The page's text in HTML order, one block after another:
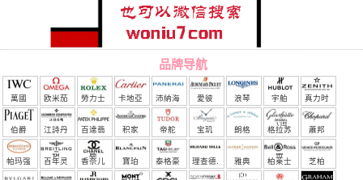
品牌导航
萬國 欧米茄 勞力士 卡地亞 沛納海 愛彼 浪琴 宇舶
（恒
宝）
真力时
伯爵 江詩丹
頓
百達翡
麗
积家 帝舵 宝玑 朗格 格拉苏
蒂
蕭邦
帕玛强 百年灵 香奈儿 寶珀 泰格豪 理查德. 雅典 柏莱士 芝柏